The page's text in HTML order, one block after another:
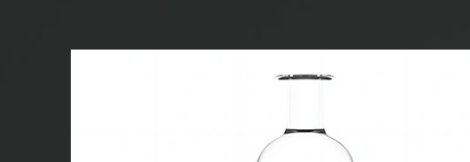
BOTELLAS DE VIDRIO DE VINO
700ml
500ml
50ml